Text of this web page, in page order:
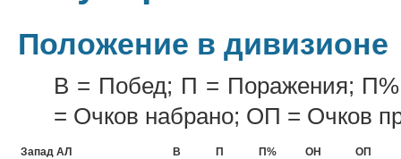
Положение в дивизионе
В = Побед; П = Поражения;
= Очков набрано; ОП = Очков
Запад АЛ В П П% ОН
ОП